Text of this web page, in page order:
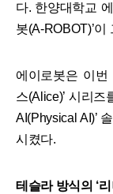
다. 한양대학교
봇(A-ROBOT)’이
에이로봇은 이번
스(Alice)’ 시리즈
AI(Physical AI)’
시켰다.
테슬라 방식의 ‘